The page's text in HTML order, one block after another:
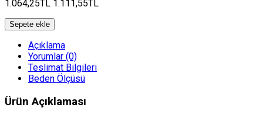
1.064,25TL 1.111,55TL
Sepete ekle
Açıklama
Yorumlar (0)
Teslimat Bilgileri
Beden Ölçüsü
Ürün Açıklaması